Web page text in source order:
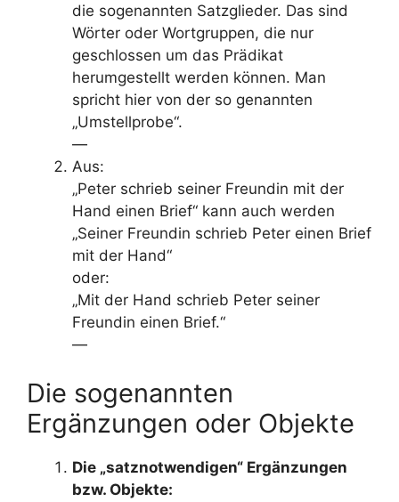
die sogenannten Satzglieder. Das sind
Wörter oder Wortgruppen, die nur
geschlossen um das Prädikat
herumgestellt werden können. Man
spricht hier von der so genannten
„Umstellprobe“.
—
Aus:
„Peter schrieb seiner Freundin mit der
Hand einen Brief“ kann auch werden
„Seiner Freundin schrieb Peter einen Brief
mit der Hand“
oder:
„Mit der Hand schrieb Peter seiner
Freundin einen Brief.“
—
Die sogenannten
Ergänzungen oder Objekte
Die „satznotwendigen“ Ergänzungen
bzw. Objekte: